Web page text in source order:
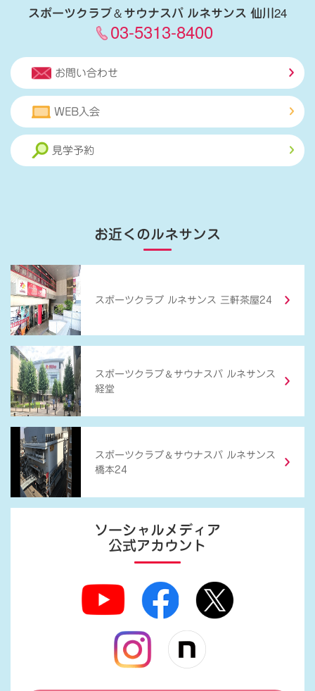
スポーツクラブ＆サウナスパ ルネサンス 仙川24
03-5313-8400
お問い合わせ
WEB入会
見学予約
お近くのルネサンス
スポーツクラブ ルネサンス 三軒茶屋24
スポーツクラブ ＆ サウナスパ ルネサンス
経堂
スポーツクラブ ＆ サウナスパ ルネサンス
橋本24
ソーシャルメディア
公式アカウント